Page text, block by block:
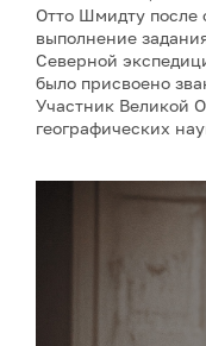
Отто Шмидту после
выполнение
Северной
было присвоено
Участник Великой
географических